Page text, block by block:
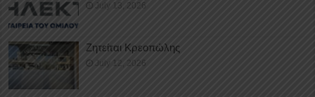
July 13, 2026
Ζητείται Κρεοπώλης
July 12, 2026